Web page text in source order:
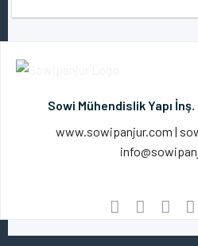
Sowi Mühendislik Yapı
www.sowipanjur.com |